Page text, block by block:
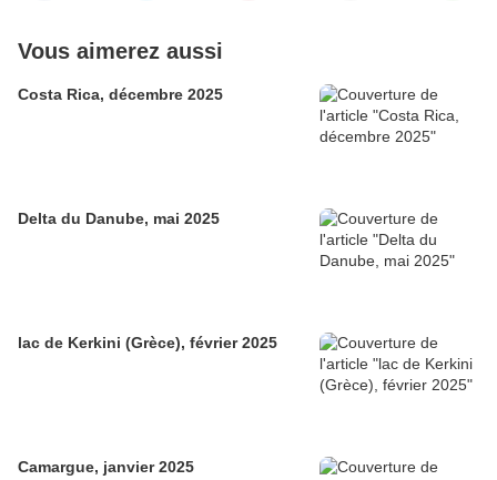
Vous aimerez aussi
Costa Rica, décembre 2025
Delta du Danube, mai 2025
lac de Kerkini (Grèce), février 2025
Camargue, janvier 2025